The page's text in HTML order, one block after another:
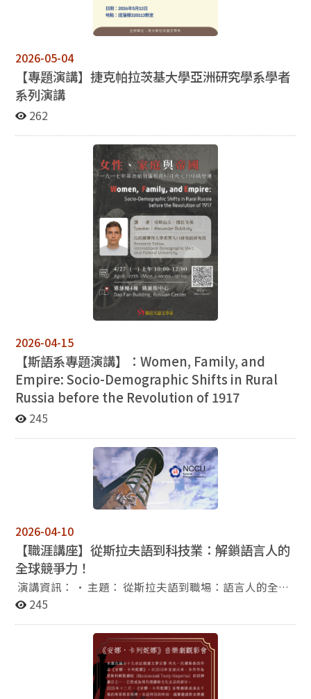
2026-05-04
【專題演講】捷克帕拉茨基大學亞洲研究學系學者
系列演講
262
2026-04-15
【斯語系專題演講】：Women, Family, and
Empire: Socio-Demographic Shifts in Rural
Russia before the Revolution of 1917
245
2026-04-10
【職涯講座】從斯拉夫語到科技業：解鎖語言人的
全球競爭力！
演講資訊： • 主題： 從斯拉夫語到職場：語言人的全球
優勢 • 講者：陳杏梅（政大俄語系校友 / 技嘉科技業務）
270212(E-Room) 如果你對未來感到迷惘，或是想知道外
語人如何進入科技業，這場演講絕對不能錯過！歡迎大家
踴躍參加！ 報名連結：https://reurl.cc/Emo9Mn
245